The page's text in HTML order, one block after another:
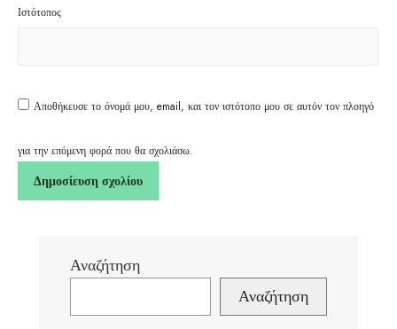
Ιστότοπος
Αποθήκευσε το όνομά μου, email, και τον ιστότοπο μου σε αυτόν τον πλοηγό
για την επόμενη φορά που θα σχολιάσω.
Αναζήτηση
Αναζήτηση